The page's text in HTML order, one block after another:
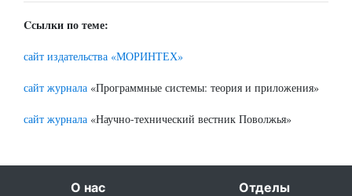
Cсылки по теме:
сайт издательства «МОРИНТЕХ»
сайт журнала «Программные системы: теория и приложения»
сайт журнала «Научно-технический вестник Поволжья»
О нас Отделы